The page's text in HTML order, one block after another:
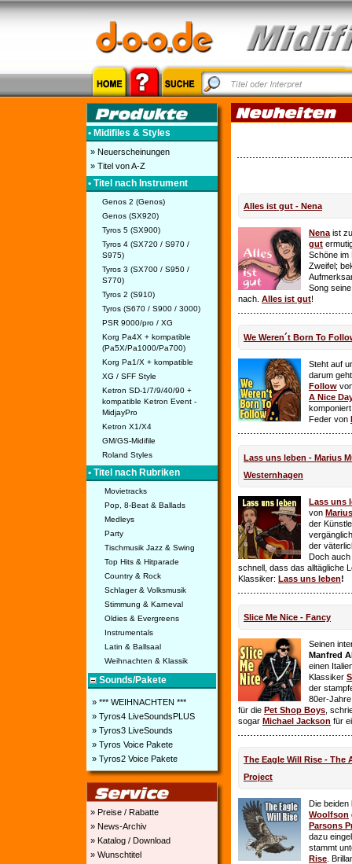
• Midifiles & Styles
» Neuerscheinungen
» Titel von A-Z
• Titel nach Instrument
Genos 2 (Genos)
Genos (SX920)
Tyros 5 (SX900)
Tyros 4 (SX720 / S970 /
S975)
Tyros 3 (SX700 / S950 /
S770)
Tyros 2 (S910)
Tyros (S670 / S900 / 3000)
PSR 9000/pro / XG
Korg Pa4X + kompatible
(Pa5X/Pa1000/Pa700)
Korg Pa1/X + kompatible
XG / SFF Style
Ketron SD-1/7/9/40/90 +
kompatible Ketron Event -
MidjayPro
Ketron X1/X4
GM/GS-Midifile
Roland Styles
• Titel nach Rubriken
Movietracks
Pop, 8-Beat & Ballads
Medleys
Party
Tischmusik Jazz & Swing
Top Hits & Hitparade
Country & Rock
Schlager & Volksmusik
Stimmung & Karneval
Oldies & Evergreens
Instrumentals
Latin & Ballsaal
Weihnachten & Klassik
Sounds/Pakete
» *** WEIHNACHTEN ***
» Tyros4 LiveSoundsPLUS
» Tyros3 LiveSounds
» Tyros Voice Pakete
» Tyros2 Voice Pakete
» Preise / Rabatte
» News-Archiv
» Katalog / Download
» Wunschtitel
Alles ist gut - Nena
Nena ist
gut
Schöne im
Zweifel;
Song
nach. Alles ist gut!
We Weren´t Born To
Steht auf
darum
Follow
A Nice
Feder von
Lass uns leben - Marius
Westernhagen
Lass uns
von
der
der
Doch auch
schnell, dass das alltägliche
Klassiker: Lass uns leben!
Slice Me Nice - Fancy
Seinen
Manfred
einen
Klassiker
der
80er-
für die Pet Shop Boys ,
sogar Michael Jackson für
The Eagle Will Rise - The
Project
Die beiden
Woolfson
Parsons
dazu
stammt
Rise .